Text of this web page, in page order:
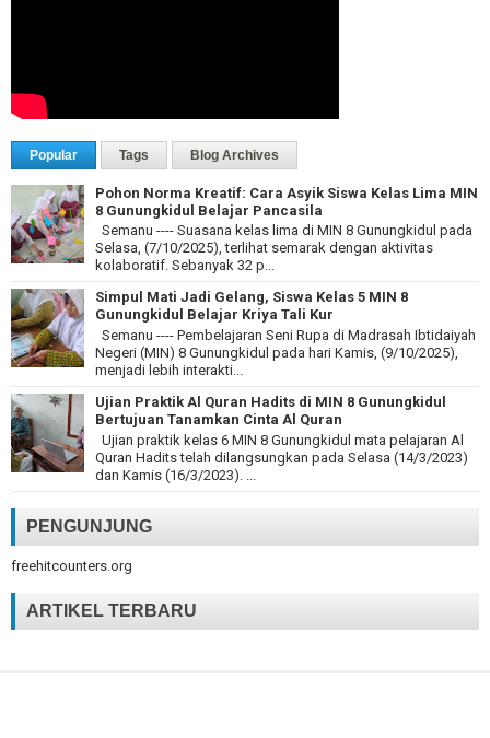
Popular Tags Blog Archives
Pohon Norma Kreatif: Cara Asyik Siswa Kelas Lima MIN
8 Gunungkidul Belajar Pancasila
Semanu ---- Suasana kelas lima di MIN 8 Gunungkidul pada
Selasa, (7/10/2025), terlihat semarak dengan aktivitas
kolaboratif. Sebanyak 32 p...
Simpul Mati Jadi Gelang, Siswa Kelas 5 MIN 8
Gunungkidul Belajar Kriya Tali Kur
Semanu ---- Pembelajaran Seni Rupa di Madrasah Ibtidaiyah
Negeri (MIN) 8 Gunungkidul pada hari Kamis, (9/10/2025),
menjadi lebih interakti...
Ujian Praktik Al Quran Hadits di MIN 8 Gunungkidul
Bertujuan Tanamkan Cinta Al Quran
Ujian praktik kelas 6 MIN 8 Gunungkidul mata pelajaran Al
Quran Hadits telah dilangsungkan pada Selasa (14/3/2023)
dan Kamis (16/3/2023). ...
PENGUNJUNG
freehitcounters.org
ARTIKEL TERBARU